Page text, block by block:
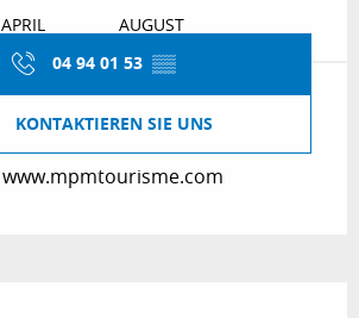
APRIL AUGUST
04 94 01 53 ▒▒
KONTAKTIEREN SIE UNS
www.mpmtourisme.com